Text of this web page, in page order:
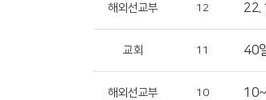
해외선교부 12 22.
교회 11 40
해외선교부 10